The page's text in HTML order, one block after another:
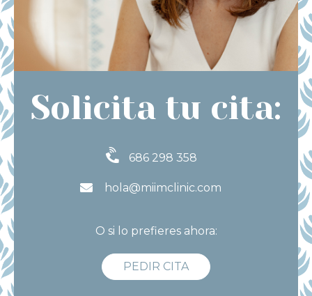
Solicita tu cita:
686 298 358
hola@miimclinic.com
O si lo prefieres ahora:
PEDIR CITA